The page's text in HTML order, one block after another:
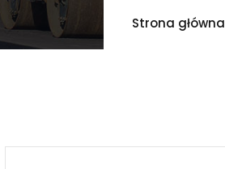
Strona główna